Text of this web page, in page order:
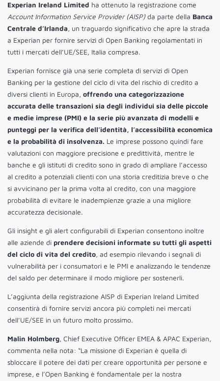
Experian Ireland Limited ha ottenuto la registrazione come
Account Information Service Provider (AISP) da parte della Banca
Centrale d’Irlanda, un traguardo significativo che apre la strada
a Experian per fornire servizi di Open Banking regolamentati in
tutti i mercati dell’UE/SEE, Italia compresa.
Experian fornisce già una serie completa di servizi di Open
Banking per la gestione del ciclo di vita del rischio di credito a
diversi clienti in Europa, offrendo una categorizzazione
accurata delle transazioni sia degli individui sia delle piccole
e medie imprese (PMI) e la serie più avanzata di modelli e
punteggi per la verifica dell’identità, l’accessibilità economica
e la probabilità di insolvenza. Le imprese possono quindi fare
valutazioni con maggiore precisione e predittività, mentre le
banche e gli istituti di credito sono in grado di ampliare l’accesso
al credito a potenziali clienti con una storia creditizia breve o che
si avvicinano per la prima volta al credito, con una maggiore
probabilità di evitare le inadempienze grazie a una migliore
accuratezza decisionale.
Gli insight e gli alert configurabili di Experian consentono inoltre
alle aziende di prendere decisioni informate su tutti gli aspetti
del ciclo di vita del credito, ad esempio rilevando i segnali di
vulnerabilità per i consumatori e le PMI e analizzando le tendenze
del saldo per determinare il modo migliore per sostenerli.
L’aggiunta della registrazione AISP di Experian Ireland Limited
consentirà di fornire servizi ancora più completi nei mercati
dell’UE/SEE in un futuro molto prossimo.
Malin Holmberg, Chief Executive Officer EMEA & APAC Experian,
commenta nella nota: “La missione di Experian è quella di
sbloccare il potere dei dati per creare opportunità per persone e
imprese, e l’Open Banking è fondamentale per la nostra